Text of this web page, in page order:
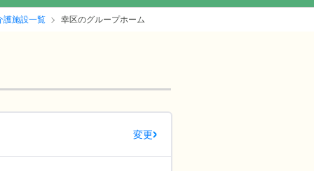
護施設一覧 幸区のグループホーム
変更